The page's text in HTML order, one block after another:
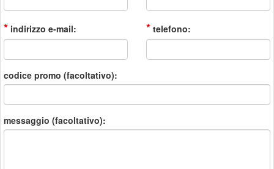
* indirizzo e-mail: * telefono:
codice promo (facoltativo):
messaggio (facoltativo):